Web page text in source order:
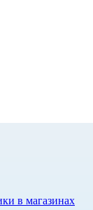
в магазинах